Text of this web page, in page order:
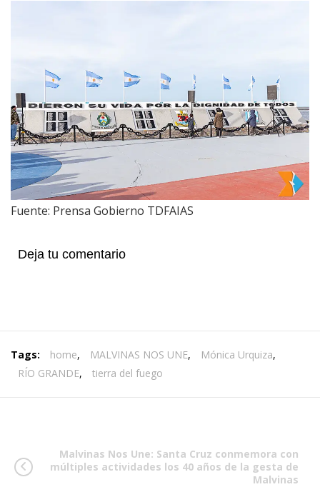
Fuente: Prensa Gobierno TDFAIAS
Deja tu comentario
Tags: home, MALVINAS NOS UNE, Mónica Urquiza,
RÍO GRANDE, tierra del fuego
Malvinas Nos Une: Santa Cruz conmemora con
múltiples actividades los 40 años de la gesta de
Malvinas